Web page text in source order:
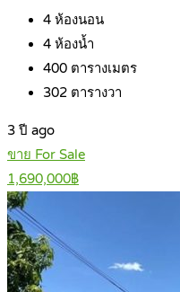
4 ห้องนอน
4 ห้องน้ำ
400 ตารางเมตร
302 ตารางวา
3 ปี ago
ขาย For Sale
1,690,000฿